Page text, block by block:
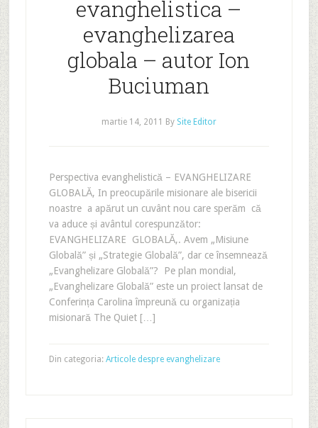
evanghelistica –
evanghelizarea
globala – autor Ion
Buciuman
martie 14, 2011 By Site Editor
Perspectiva evanghelistică – EVANGHELIZARE
GLOBALĂ‚ In preocupările misionare ale bisericii
noastre a apărut un cuvânt nou care sperăm că
va aduce și avântul corespunzător:
EVANGHELIZARE GLOBALĂ‚. Avem „Misiune
Globală” și „Strategie Globală”, dar ce însemnează
„Evanghelizare Globală”? Pe plan mondial,
„Evanghelizare Globală” este un proiect lansat de
Conferința Carolina împreună cu organizația
misionară The Quiet […]
Din categoria: Articole despre evanghelizare